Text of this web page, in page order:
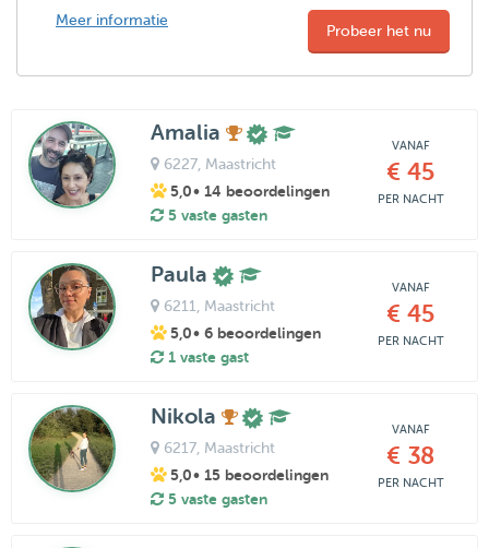
Meer informatie
Probeer het nu
Amalia
6227, Maastricht
5,0• 14 beoordelingen
5 vaste gasten
VANAF
€ 45
PER NACHT
Paula
6211 , Maastricht
5,0• 6 beoordelingen
1 vaste gast
VANAF
€ 45
PER NACHT
Nikola
6217, Maastricht
5,0• 15 beoordelingen
5 vaste gasten
VANAF
€ 38
PER NACHT